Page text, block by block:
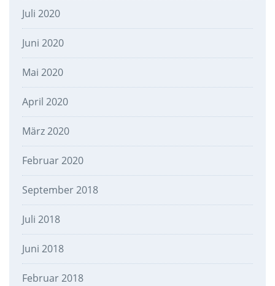
Juli 2020
Juni 2020
Mai 2020
April 2020
März 2020
Februar 2020
September 2018
Juli 2018
Juni 2018
Februar 2018